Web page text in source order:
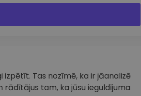
Tas nozīmē, ka ir jāanalizē
tam, ka jūsu ieguldījuma